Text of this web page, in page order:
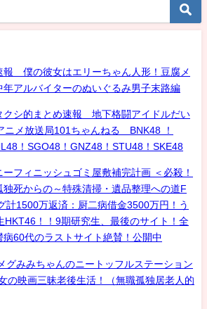
報 僕の彼女はエリーちゃん人形！豆腐メ
年アルバイターのぬいぐるみ男子末路編
シ的まとめ速報 地下格闘アイドルだい
メ放送局101ちゃんねる BNK48 ！
！SGO48！GNZ48！STU48！SKE48
フィニッシュゴミ屋敷補完計画 ＜必殺！
死からの～特殊清掃・遺品整理への道F
計1500万返済：厨二病借金3500万円！う
HKT46！！9期研究生、最後のサイト！全
60代のラストサイト絶賛！公開中
グみみちゃんのニートッフルステーション
の映画三昧老後生活！（無職孤独居老人的